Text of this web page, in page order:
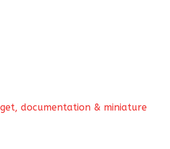
documentation & miniature